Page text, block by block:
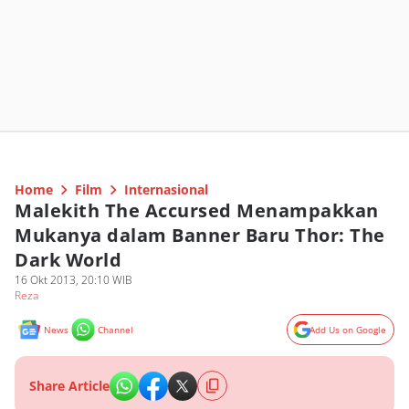
Home Film Internasional
Malekith The Accursed Menampakkan
Mukanya dalam Banner Baru Thor: The
Dark World
16 Okt 2013, 20:10 WIB
Reza
News Channel Add Us on Google
Share Article